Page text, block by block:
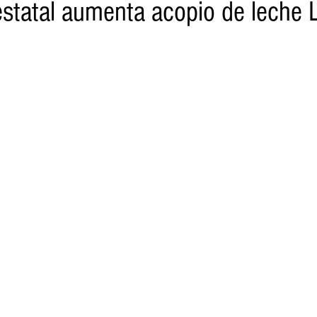
aumenta acopio de leche